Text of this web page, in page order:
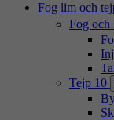
Fog lim och
Fog och
Tejp 10